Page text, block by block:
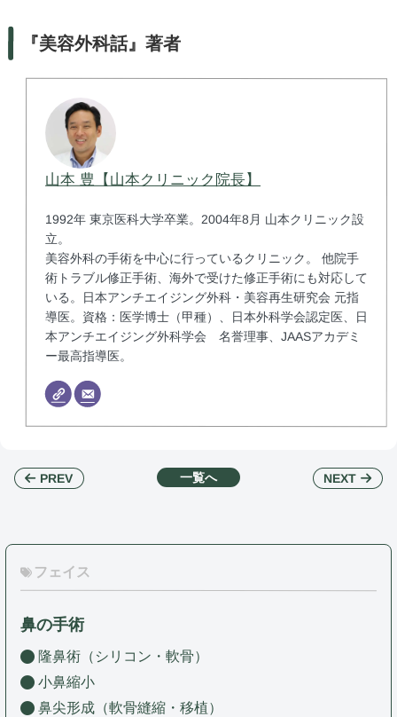
『美容外科話』著者
山本 豊【山本クリニック院長】
1992年 東京医科大学卒業。2004年8月 山本クリニック設
立。
美容外科の手術を中心に行っているクリニック。 他院手
術トラブル修正手術、海外で受けた修正手術にも対応して
いる。日本アンチエイジング外科・美容再生研究会 元指
導医。資格：医学博士（甲種）、日本外科学会認定医、日
本アンチエイジング外科学会 名誉理事、JAASアカデミ
ー最高指導医。
PREV 一覧へ NEXT
フェイス
鼻の手術
隆鼻術（シリコン・軟骨）
小鼻縮小
鼻尖形成（軟骨縫縮・移植）